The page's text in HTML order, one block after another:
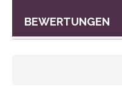
BEWERTUNGEN